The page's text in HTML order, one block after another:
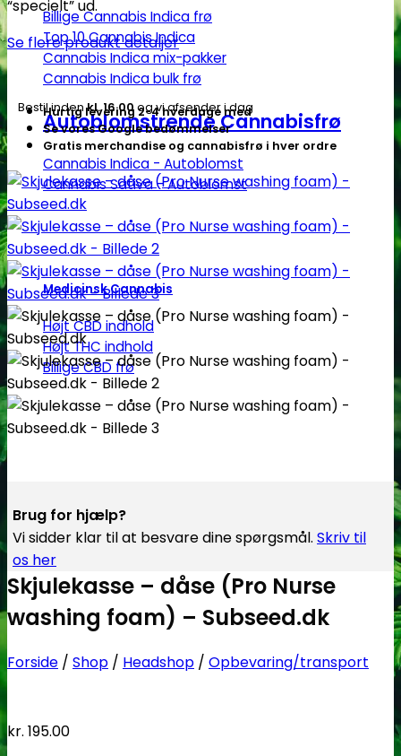
Billige Cannabis Indica frø
Top 10 Cannabis Indica
Cannabis Indica mix-pakker
Cannabis Indica bulk frø
Autoblomstrende Cannabisfrø
Cannabis Indica - Autoblomst
Cannabis Sativa - Autoblomst
Medicinsk Cannabis
Højt CBD indhold
Højt THC indhold
Billige CBD frø
Subseed.dk
antal
“specielt” ud.
Se flere produkt detaljer
Bestil indenkl. 16.00og vi afsender i dag
Hurtig levering 2-4 hverdage med
Se vores Google bedømmelser
Gratis merchandise og cannabisfrø i hver ordre
Brug for hjælp?
Vi sidder klar til at besvare dine spørgsmål. Skriv til
os her
Skjulekasse – dåse (Pro Nurse
washing foam) – Subseed.dk
Forside / Shop / Headshop / Opbevaring/transport
kr. 195.00